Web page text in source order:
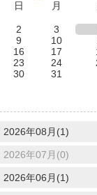
日
月
2
3
9
10
16
17
23
24
30
31
2026年08月(1)
2026年07月(0)
2026年06月(1)